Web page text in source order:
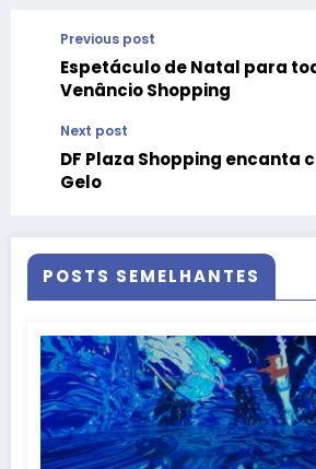
Previous post
Espetáculo de Natal para
Venâncio Shopping
Next post
DF Plaza Shopping encanta
Gelo
POSTS SEMELHANTES